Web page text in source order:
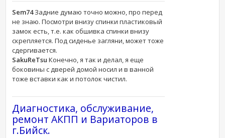
Sem74Задние думаю точно можно, про перед
не знаю. Посмотри внизу спинки пластиковый
замок есть, т.е. как обшивка спинки внизу
скрепляется. Под сиденье загляни, может тоже
сдергивается.
SakuReTsu Конечно, я так и делал, я еще
боковины с дверей домой носил и в ванной
тоже вставки как и потолок чистил.
Диагностика, обслуживание,
ремонт АКПП и Вариаторов в
г.Бийск.